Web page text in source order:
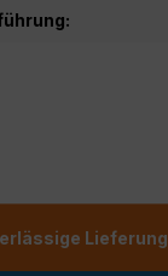
Lieferung